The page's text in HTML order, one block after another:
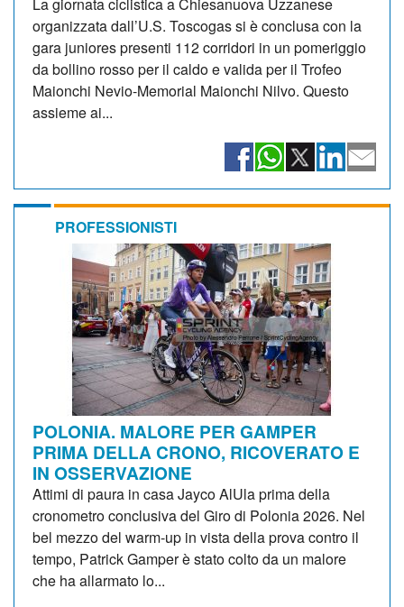
organizzata dall’U.S. Toscogas si è conclusa con la
gara juniores presenti 112 corridori in un pomeriggio
da bollino rosso per il caldo e valida per il Trofeo
Maionchi Nevio-Memorial Maionchi Nilvo. Questo
assieme ai...
PROFESSIONISTI
POLONIA. MALORE PER GAMPER
PRIMA DELLA CRONO, RICOVERATO E
IN OSSERVAZIONE
Attimi di paura in casa Jayco AlUla prima della
cronometro conclusiva del Giro di Polonia 2026. Nel
bel mezzo del warm-up in vista della prova contro il
tempo, Patrick Gamper è stato colto da un malore
che ha allarmato lo...